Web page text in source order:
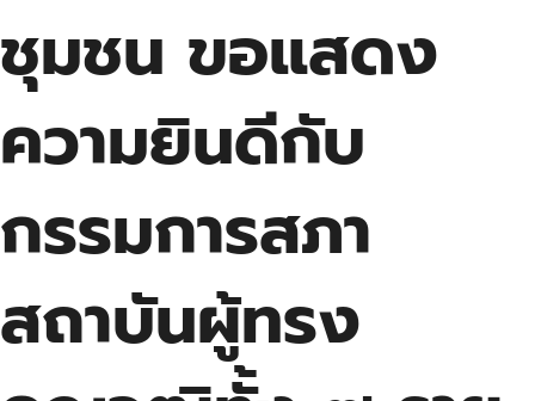
ชุมชน ขอแสดง
ความยินดีกับ
กรรมการสภา
สถาบันผู้ทรง